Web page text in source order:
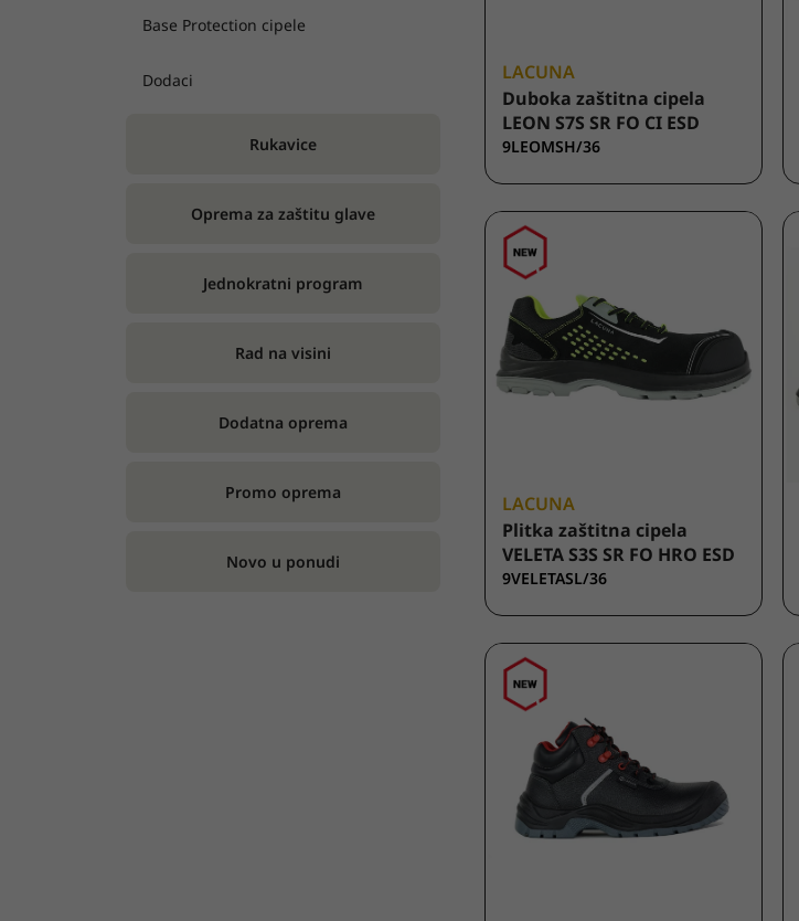
Base Protection cipele
Dodaci
Rukavice
Oprema za zaštitu glave
Jednokratni program
Rad na visini
Dodatna oprema
Promo oprema
Novo u ponudi
LACUNA
Duboka zaštitna cipela
LEON S7S SR FO CI ESD
9LEOMSH/36
LACUNA
Plitka zaštitna cipela
VELETA S3S SR FO HRO ESD
9VELETASL/36